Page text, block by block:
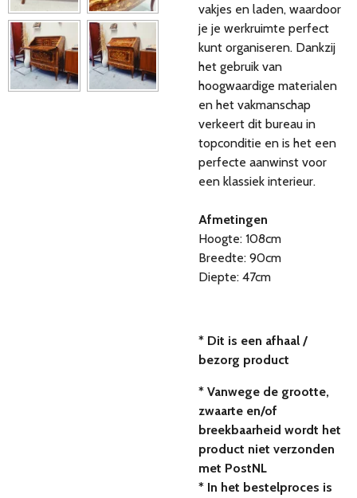
vakjes en laden, waardoor
je je werkruimte perfect
kunt organiseren. Dankzij
het gebruik van
hoogwaardige materialen
en het vakmanschap
verkeert dit bureau in
topconditie en is het een
perfecte aanwinst voor
een klassiek interieur.
Afmetingen
Hoogte: 108cm
Breedte: 90cm
Diepte: 47cm
* Dit is een afhaal /
bezorg product
* Vanwege de grootte,
zwaarte en/of
breekbaarheid wordt het
product niet verzonden
met PostNL
* In het bestelproces is